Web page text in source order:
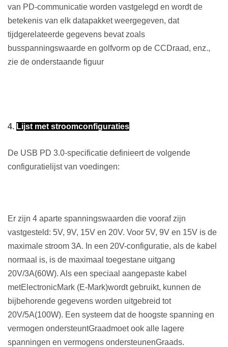
van PD-communicatie worden vastgelegd en wordt de
betekenis van elk datapakket weergegeven, dat
tijdgerelateerde gegevens bevat zoals
busspanningswaarde en golfvorm op de CCDraad, enz.,
zie de onderstaande figuur
4. Lijst met stroomconfiguraties
De USB PD 3.0-specificatie definieert de volgende
configuratielijst van voedingen:
Er zijn 4 aparte spanningswaarden die vooraf zijn
vastgesteld: 5V, 9V, 15V en 20V. Voor 5V, 9V en 15V is de
maximale stroom 3A. In een 20V-configuratie, als de kabel
normaal is, is de maximaal toegestane uitgang
20V/3A(60W). Als een speciaal aangepaste kabel
metE lectronicMark (E-Mark)wordt gebruikt, kunnen de
bijbehorende gegevens worden uitgebreid tot
20V/5A(100W). Een systeem dat de hoogste spanning en
vermogen ondersteuntGraadmoet ook alle lagere
spanningen en vermogens ondersteunenGraads.